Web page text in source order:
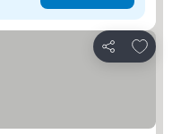
Dela
Lägg